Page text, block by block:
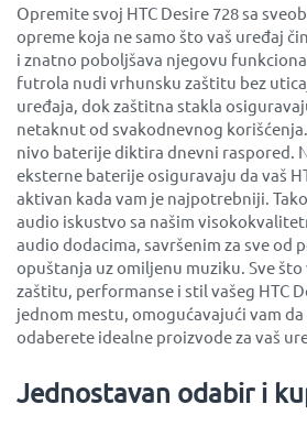
Opremite svoj HTC Desire 728 sa
opreme koja ne samo što vaš uređaj
i znatno poboljšava njegovu
futrola nudi vrhunsku zaštitu bez
uređaja, dok zaštitna stakla
netaknut od svakodnevnog
nivo baterije diktira dnevni raspored.
eksterne baterije osiguravaju da vaš
aktivan kada vam je najpotrebniji.
audio iskustvo sa našim
audio dodacima, savršenim za sve od
opuštanja uz omiljenu muziku. Sve
zaštitu, performanse i stil vašeg HTC
jednom mestu, omogućavajući vam
odaberete idealne proizvode za vaš
Jednostavan odabir i